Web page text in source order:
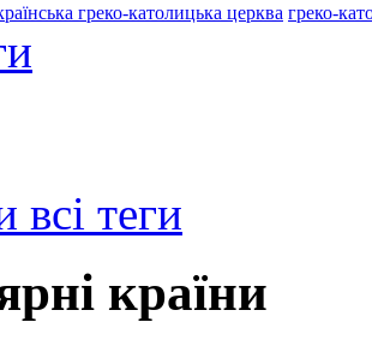
греко-католицька церква греко-
всі теги
країни